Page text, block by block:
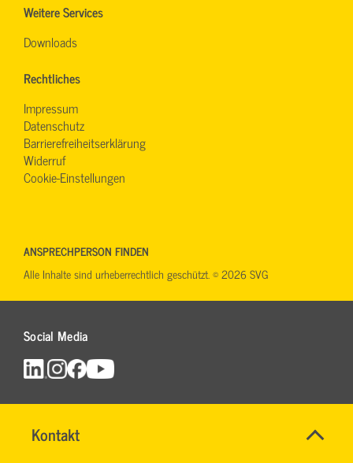
Kontakt
Name*
SVG-
Wiki
Weitere Services
Downloads
Rechtliches
Impressum
Datenschutz
Barrierefreiheitserklärung
Widerruf
Cookie-Einstellungen
Social Media
ANSPRECHPERSON FINDEN
Alle Inhalte sind urheberrechtlich geschützt. © 2026 SVG